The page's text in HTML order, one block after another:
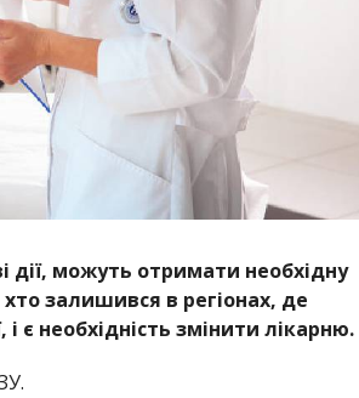
дії, можуть отримати необхідну
залишився в регіонах, де
є необхідність змінити лікарню.